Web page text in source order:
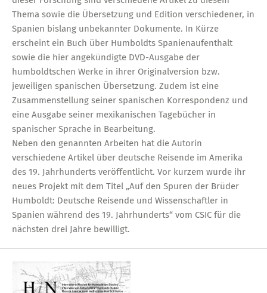
Thema sowie die Übersetzung und Edition verschiedener, in
Spanien bislang unbekannter Dokumente. In Kürze
erscheint ein Buch über Humboldts Spanienaufenthalt
sowie die hier angekündigte DVD-Ausgabe der
humboldtschen Werke in ihrer Originalversion bzw.
jeweiligen spanischen Übersetzung. Zudem ist eine
Zusammenstellung seiner spanischen Korrespondenz und
eine Ausgabe seiner mexikanischen Tagebücher in
spanischer Sprache in Bearbeitung.
Neben den genannten Arbeiten hat die Autorin
verschiedene Artikel über deutsche Reisende im Amerika
des 19. Jahrhunderts veröffentlicht. Vor kurzem wurde ihr
neues Projekt mit dem Titel „Auf den Spuren der Brüder
Humboldt: Deutsche Reisende und Wissenschaftler in
Spanien während des 19. Jahrhunderts“ vom CSIC für die
nächsten drei Jahre bewilligt.